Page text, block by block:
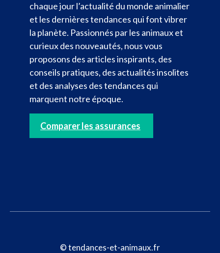
chaque jour l’actualité du monde animalier
et les dernières tendances qui font vibrer
la planète. Passionnés par les animaux et
curieux des nouveautés, nous vous
proposons des articles inspirants, des
conseils pratiques, des actualités insolites
et des analyses des tendances qui
marquent notre époque.
Comparer les assurances
© tendances-et-animaux.fr